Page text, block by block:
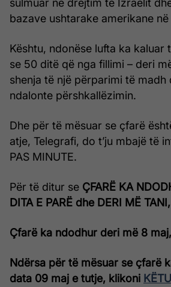
sulmuar në drejtim të Izraelit
bazave ushtarake amerikane
Kështu, ndonëse lufta ka kaluar
se 50 ditë që nga fillimi – deri
shenja të një përparimi të madh
ndalonte përshkallëzimin.
Dhe për të mësuar se çfarë
atje, Telegrafi, do t’ju mbajë të
PAS MINUTE.
Për të ditur se ÇFARË KA
DITA E PARË dhe DERI MË
Çfarë ka ndodhur deri më 8
Ndërsa për të mësuar se çfarë
data 09 maj e tutje, klikoni KËTU